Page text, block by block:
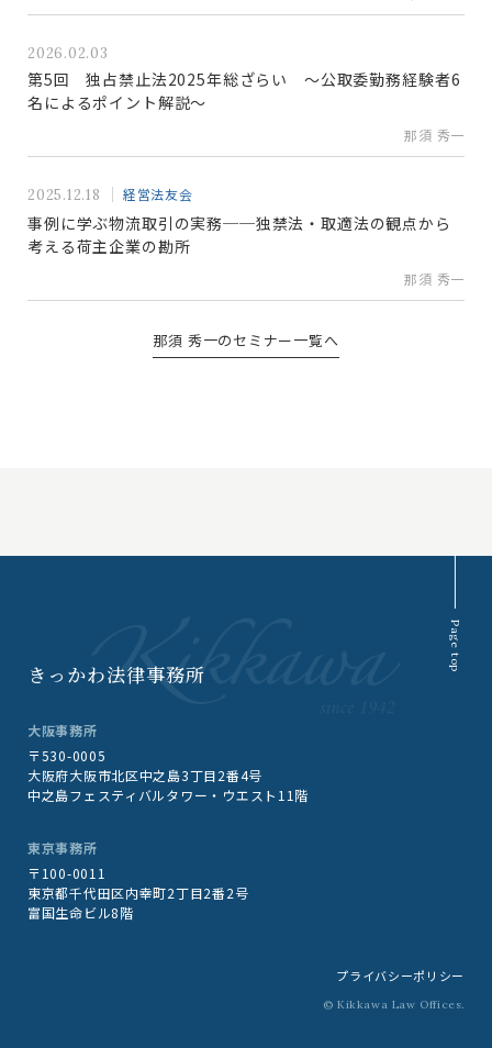
2026.02.03
第5回 独占禁止法2025年総ざらい ～公取委勤務経験者6
名によるポイント解説～
那須 秀一
2025.12.18 経営法友会
事例に学ぶ物流取引の実務──独禁法・取適法の観点から
考える荷主企業の勘所
那須 秀一
那須 秀一のセミナー一覧へ
Page top
きっかわ法律事務所
大阪事務所
〒530-0005
大阪府大阪市北区中之島3丁目2番4号
中之島フェスティバルタワー・ウエスト11階
東京事務所
〒100-0011
東京都千代田区内幸町2丁目2番2号
富国生命ビル8階
プライバシーポリシー
© Kikkawa Law Offices.